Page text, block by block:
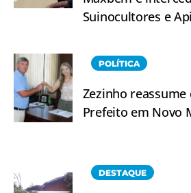
Suinocultores e
POLÍTICA
Zezinho reassume
Prefeito em Novo
DESTAQUE